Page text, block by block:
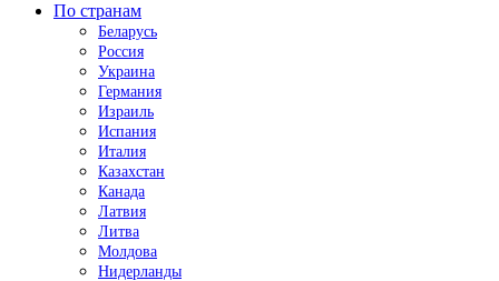
По странам
Беларусь
Россия
Украина
Германия
Израиль
Испания
Италия
Казахстан
Канада
Латвия
Литва
Молдова
Нидерланды